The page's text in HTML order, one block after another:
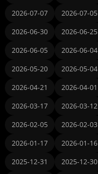
2026-07-07
2026-07-05
2026-06-30
2026-06-25
2026-06-05
2026-06-04
2026-05-20
2026-05-04
2026-04-21
2026-04-01
2026-03-17
2026-03-12
2026-02-05
2026-02-03
2026-01-17
2026-01-16
2025-12-31
2025-12-30